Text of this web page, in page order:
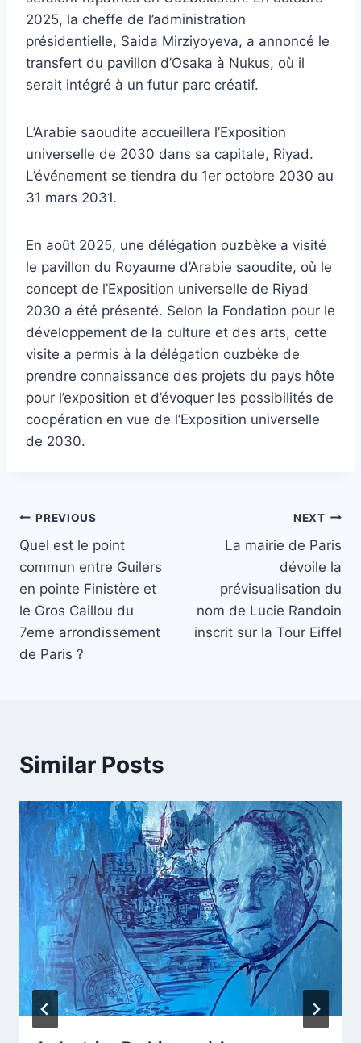
2025, la cheffe de l’administration
présidentielle, Saida Mirziyoyeva, a annoncé le
transfert du pavillon d’Osaka à Nukus, où il
serait intégré à un futur parc créatif.
L’Arabie saoudite accueillera l’Exposition
universelle de 2030 dans sa capitale, Riyad.
L’événement se tiendra du 1er octobre 2030 au
31 mars 2031.
En août 2025, une délégation ouzbèke a visité
le pavillon du Royaume d’Arabie saoudite, où le
concept de l’Exposition universelle de Riyad
2030 a été présenté. Selon la Fondation pour le
développement de la culture et des arts, cette
visite a permis à la délégation ouzbèke de
prendre connaissance des projets du pays hôte
pour l’exposition et d’évoquer les possibilités de
coopération en vue de l’Exposition universelle
de 2030.
Post
navigation
PREVIOUS
Quel est le point
commun entre Guilers
en pointe Finistère et
le Gros Caillou du
7eme arrondissement
de Paris ?
NEXT
La mairie de Paris
dévoile la
prévisualisation du
nom de Lucie Randoin
inscrit sur la Tour Eiffel
Similar Posts